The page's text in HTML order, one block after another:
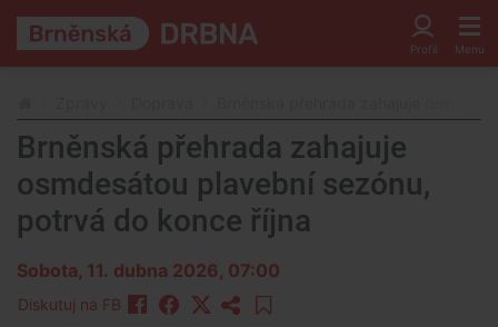
Brněnská přehrada zahajuje
osmdesátou plavební sezónu,
potrvá do konce října
Sobota, 11. dubna 2026, 07:00
Diskutuj na FB